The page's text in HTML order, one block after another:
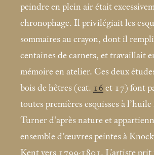
peindre en plein air était
chronophage. Il privilégiait les
sommaires au crayon, dont il
centaines de carnets, et travaillait
mémoire en atelier. Ces deux
bois de hêtres (cat. 16 et 17) font
toutes premières esquisses à l’huile
Turner d’après nature et
ensemble d’œuvres peintes à
Kent vers 1799-1801. L’artiste